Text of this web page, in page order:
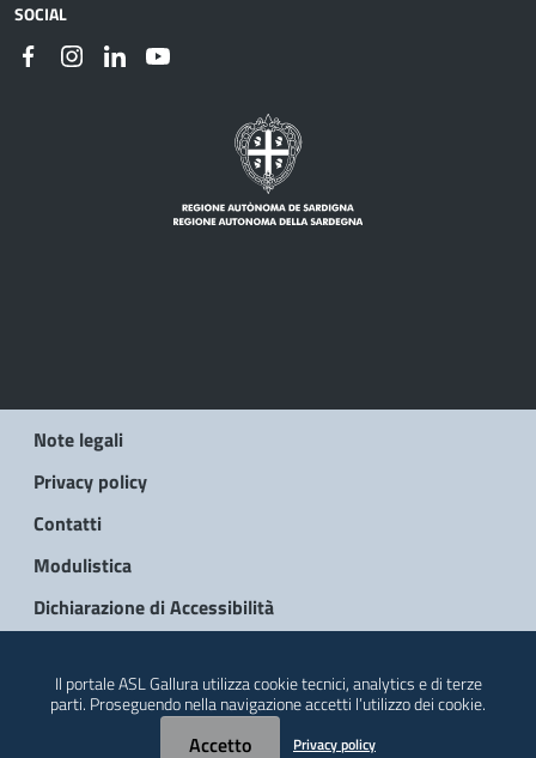
SOCIAL
Note legali
Privacy policy
Contatti
Modulistica
Dichiarazione di Accessibilità
Il portale ASL Gallura utilizza cookie tecnici, analytics e di terze
parti. Proseguendo nella navigazione accetti l’utilizzo dei cookie.
Accetto Privacy policy